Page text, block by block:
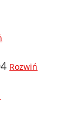
Rozwiń